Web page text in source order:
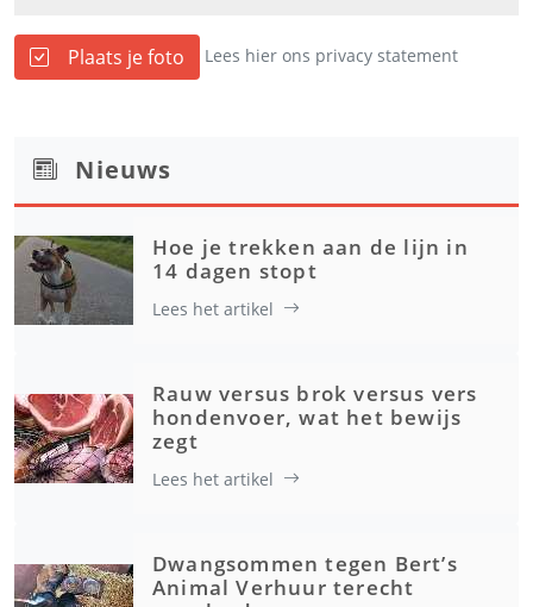
Plaats je foto Lees hier ons privacy statement
Nieuws
Hoe je trekken aan de lijn in
14 dagen stopt
Lees het artikel
Rauw versus brok versus vers
hondenvoer, wat het bewijs
zegt
Lees het artikel
Dwangsommen tegen Bert’s
Animal Verhuur terecht